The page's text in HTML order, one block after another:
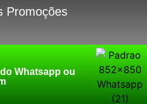
Promoções
Whatsapp ou